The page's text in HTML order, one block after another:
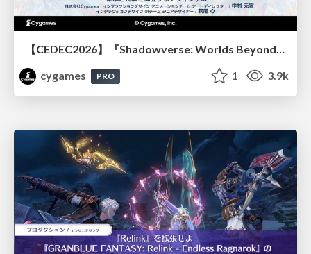
【CEDEC2026】『Shadowverse: Worlds Beyond』続編開発におけるUIデザイン・アニメーション演出の「超進化」 ～継承と挑戦を両立するデザイン手法～
cygames
PRO 1 3.9k